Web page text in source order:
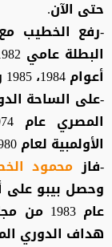
حتى الآن.
-رفع الخطيب مع
أعوام 1984، 1985 و1986.
-على الساحة
الأولمبية لعام 1980 و1984.
-فازمحمود
وحصل بيبو على
عام
هداف الدوري المصري